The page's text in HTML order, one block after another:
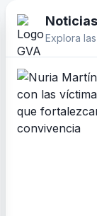
Noticias
Explora